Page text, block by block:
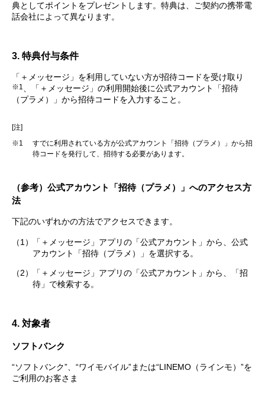
典としてポイントをプレゼントします。特典は、ご契約の携帯電
話会社によって異なります。
3. 特典付与条件
「＋メッセージ」を利用していない方が招待コードを受け取り
※1
、「＋メッセージ」の利用開始後に公式アカウント「招待
（プラメ）」から招待コードを入力すること。
[注]
※1
すでに利用されている方が公式アカウント「招待（プラメ）」から招
待コードを発行して、招待する必要があります。
（参考）公式アカウント「招待（プラメ）」へのアクセス方
法
下記のいずれかの方法でアクセスできます。
（1）
「＋メッセージ」アプリの「公式アカウント」から、公式
アカウント「招待（プラメ）」を選択する。
（2）
「＋メッセージ」アプリの「公式アカウント」から、「招
待」で検索する。
4. 対象者
ソフトバンク
“ソフトバンク”、“ワイモバイル”または“LINEMO（ラインモ）”を
ご利用のお客さま